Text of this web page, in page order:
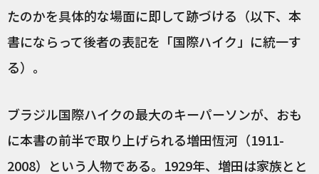
たのかを具体的な場面に即して跡づける（以下、本
書にならって後者の表記を「国際ハイク」に統一す
る）。
ブラジル国際ハイクの最大のキーパーソンが、おも
に本書の前半で取り上げられる増田恆河（1911-
2008）という人物である。1929年、増田は家族とと